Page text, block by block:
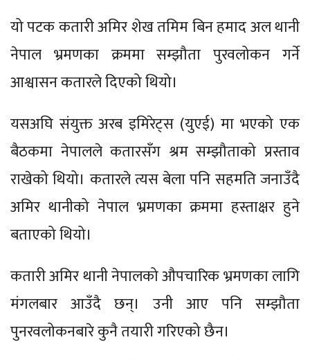
यो पटक कतारी अमिर शेख तमिम बिन हमाद अल थानी
नेपाल भ्रमणका क्रममा सम्झौता पुरवलोकन गर्ने
आश्वासन कतारले दिएको थियो।
यसअघि संयुक्त अरब इमिरेट्स (युएई) मा भएको एक
बैठकमा नेपालले कतारसँग श्रम सम्झौताको प्रस्ताव
राखेको थियो। कतारले त्यस बेला पनि सहमति जनाउँदै
अमिर थानीको नेपाल भ्रमणका क्रममा हस्ताक्षर हुने
बताएको थियो।
कतारी अमिर थानी नेपालको औपचारिक भ्रमणका लागि
मंगलबार आउँदै छन्। उनी आए पनि सम्झौता
पुनरवलोकनबारे कुनै तयारी गरिएको छैन।